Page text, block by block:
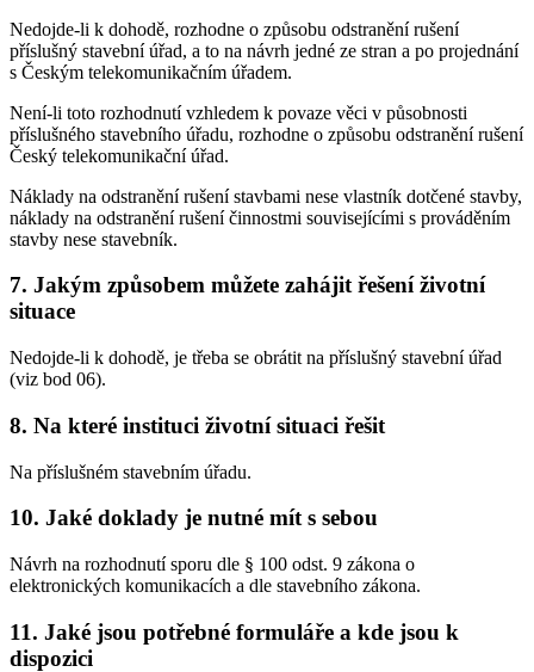
Nedojde-li k dohodě, rozhodne o způsobu odstranění rušení
příslušný stavební úřad, a to na návrh jedné ze stran a po projednání
s Českým telekomunikačním úřadem.
Není-li toto rozhodnutí vzhledem k povaze věci v působnosti
příslušného stavebního úřadu, rozhodne o způsobu odstranění rušení
Český telekomunikační úřad.
Náklady na odstranění rušení stavbami nese vlastník dotčené stavby,
náklady na odstranění rušení činnostmi souvisejícími s prováděním
stavby nese stavebník.
7. Jakým způsobem můžete zahájit řešení životní
situace
Nedojde-li k dohodě, je třeba se obrátit na příslušný stavební úřad
(viz bod 06).
8. Na které instituci životní situaci řešit
Na příslušném stavebním úřadu.
10. Jaké doklady je nutné mít s sebou
Návrh na rozhodnutí sporu dle § 100 odst. 9 zákona o
elektronických komunikacích a dle stavebního zákona.
11. Jaké jsou potřebné formuláře a kde jsou k
dispozici